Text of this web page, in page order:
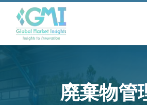
廃棄物管